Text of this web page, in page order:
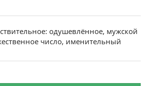
одушевлённое, мужской
число, именительный